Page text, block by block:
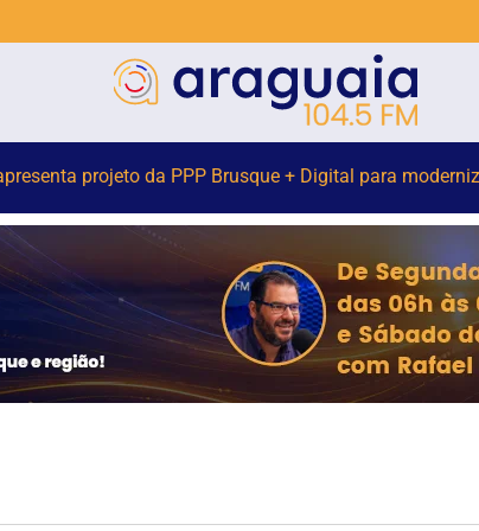
Arno Carlos Gracher terá interdição nesta sexta-